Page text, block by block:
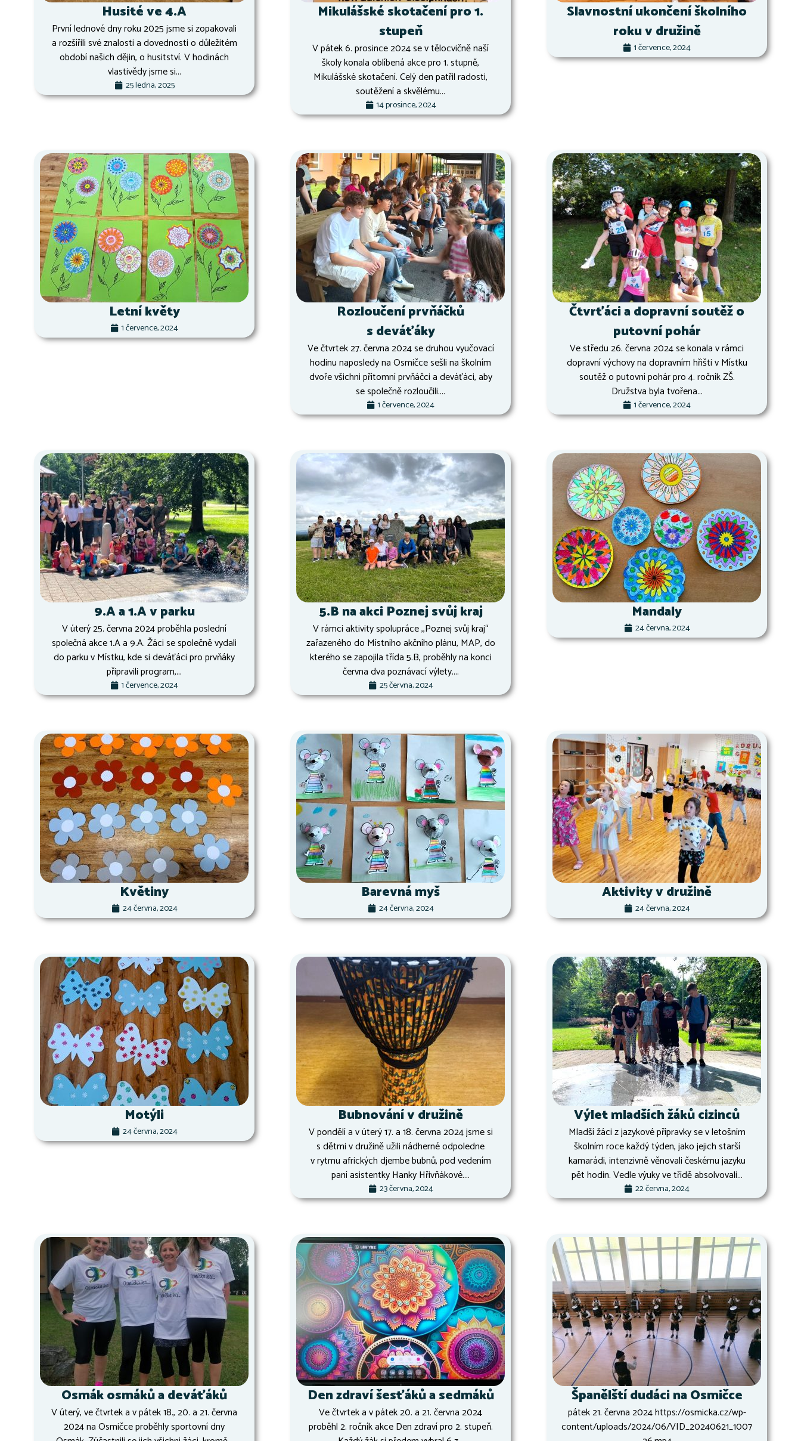
Husité ve 4.A
První lednové dny roku 2025 jsme si zopakovali
a rozšířili své znalosti a dovednosti o důležitém
období našich dějin, o husitství. V hodinách
vlastivědy jsme si...
25 ledna, 2025
Mikulášské skotačení pro 1.
stupeň
V pátek 6. prosince 2024 se v tělocvičně naší
školy konala oblíbená akce pro 1. stupně,
Mikulášské skotačení. Celý den patřil radosti,
soutěžení a skvělému...
14 prosince, 2024
Slavnostní ukončení školního
roku v družině
1 července, 2024
Letní květy
1 července, 2024
Rozloučení prvňáčků
s deváťáky
Ve čtvrtek 27. června 2024 se druhou vyučovací
hodinu naposledy na Osmičce sešli na školním
dvoře všichni přítomní prvňáčci a deváťáci, aby
se společně rozloučili....
1 července, 2024
Čtvrťáci a dopravní soutěž o
putovní pohár
Ve středu 26. června 2024 se konala v rámci
dopravní výchovy na dopravním hřišti v Místku
soutěž o putovní pohár pro 4. ročník ZŠ.
Družstva byla tvořena...
1 července, 2024
9.A a 1.A v parku
V úterý 25. června 2024 proběhla poslední
společná akce 1.A a 9.A. Žáci se společně vydali
do parku v Místku, kde si deváťáci pro prvňáky
připravili program,...
1 července, 2024
5.B na akci Poznej svůj kraj
V rámci aktivity spolupráce ,,Poznej svůj kraj“
zařazeného do Místního akčního plánu, MAP, do
kterého se zapojila třída 5.B, proběhly na konci
června dva poznávací výlety....
25 června, 2024
Mandaly
24 června, 2024
Květiny
24 června, 2024
Barevná myš
24 června, 2024
Aktivity v družině
24 června, 2024
Motýli
24 června, 2024
Bubnování v družině
V pondělí a v úterý 17. a 18. června 2024 jsme si
s dětmi v družině užili nádherné odpoledne
v rytmu afrických djembe bubnů, pod vedením
paní asistentky Hanky Hřivňákové....
23 června, 2024
Výlet mladších žáků cizinců
Mladší žáci z jazykové přípravky se v letošním
školním roce každý týden, jako jejich starší
kamarádi, intenzivně věnovali českému jazyku
pět hodin. Vedle výuky ve třídě absolvovali...
22 června, 2024
Osmák osmáků a deváťáků
V úterý, ve čtvrtek a v pátek 18., 20. a 21. června
2024 na Osmičce proběhly sportovní dny
Den zdraví šesťáků a sedmáků
Ve čtvrtek a v pátek 20. a 21. června 2024
proběhl 2. ročník akce Den zdraví pro 2. stupeň.
Španělští dudáci na Osmičce
pátek 21. června 2024 https://osmicka.cz/wp-
content/uploads/2024/06/VID_20240621_1007